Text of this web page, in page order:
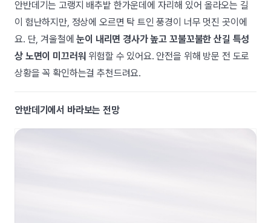
안반데기는 고랭지 배추밭 한가운데에 자리해 있어 올라오는 길
이 험난하지만, 정상에 오르면 탁 트인 풍경이 너무 멋진 곳이에
요. 단, 겨울철에눈이 내리면 경사가 높고 꼬불꼬불한 산길 특성
상 노면이 미끄러워 위험할 수 있어요. 안전을 위해 방문 전 도로
상황을 꼭 확인하는걸 추천드려요.
안반데기에서 바라보는 전망